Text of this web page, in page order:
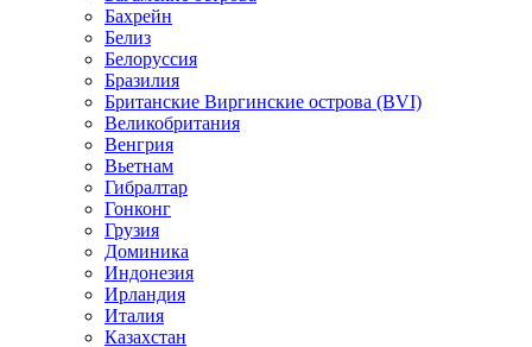
Бахрейн
Белиз
Белоруссия
Бразилия
Британские Виргинские острова (BVI)
Великобритания
Венгрия
Вьетнам
Гибралтар
Гонконг
Грузия
Доминика
Индонезия
Ирландия
Италия
Казахстан